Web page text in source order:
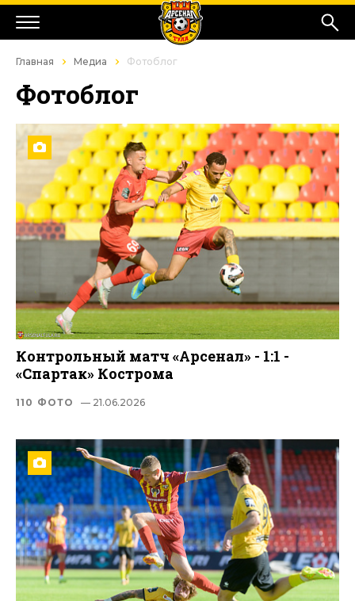
Главная Медиа Фотоблог
Фотоблог
Контрольный матч «Арсенал» - 1:1 -
«Спартак» Кострома
110 ФОТО — 21.06.2026